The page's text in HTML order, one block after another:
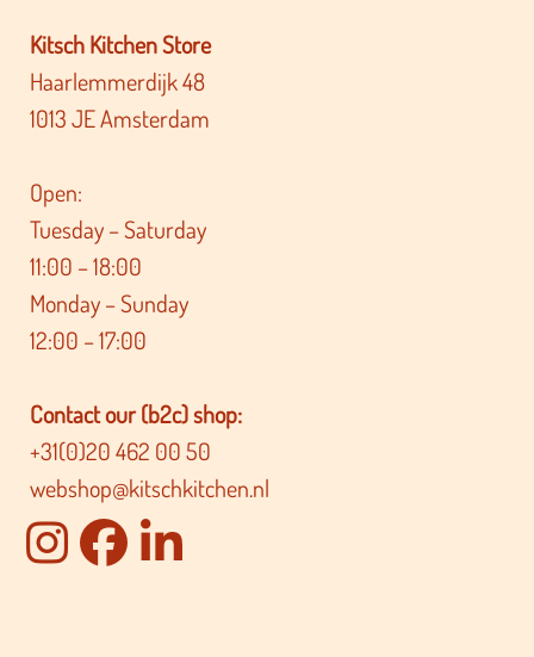
Kitsch Kitchen Store
Haarlemmerdijk 48
1013 JE Amsterdam
Open:
Tuesday – Saturday
11:00 – 18:00
Monday – Sunday
12:00 – 17:00
Contact our (b2c) shop:
+31(0)20 462 00 50
webshop@kitschkitchen.nl